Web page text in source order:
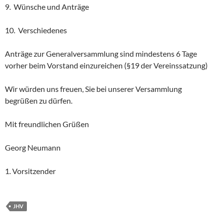
9. Wünsche und Anträge
10. Verschiedenes
Anträge zur Generalversammlung sind mindestens 6 Tage
vorher beim Vorstand einzureichen (§19 der Vereinssatzung)
Wir würden uns freuen, Sie bei unserer Versammlung
begrüßen zu dürfen.
Mit freundlichen Grüßen
Georg Neumann
1. Vorsitzender
JHV